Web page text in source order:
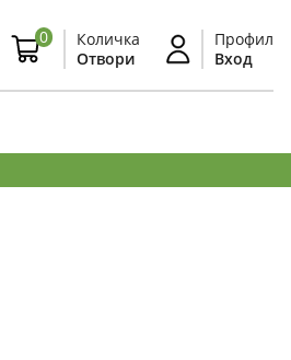
0
Количка
Отвори
Профил
Вход